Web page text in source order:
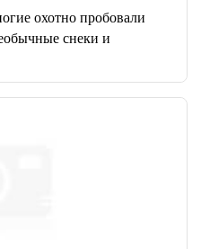
охотно пробовали
снеки и